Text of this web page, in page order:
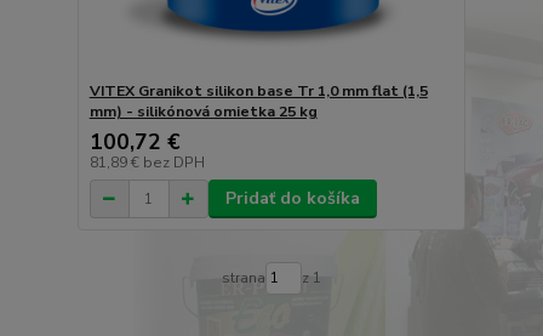
VITEX Granikot silikon base Tr 1,0 mm flat (1,5
mm) - silikónová omietka 25 kg
100,72 €
81,89 € bez DPH
Pridať do košíka
strana z 1